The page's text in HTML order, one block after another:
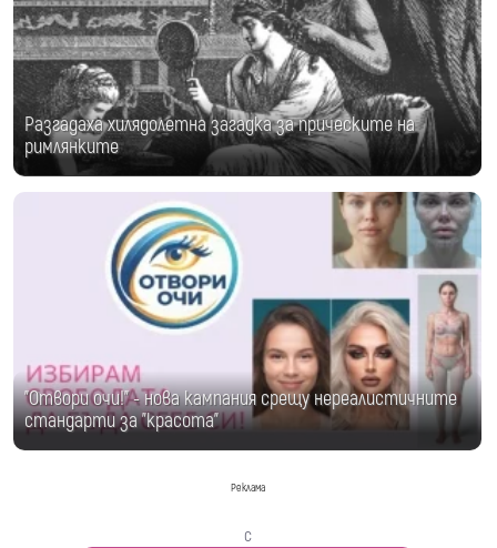
Разгадаха хилядолетна загадка за прическите на
римлянките
"Отвори очи!" - нова кампания срещу нереалистичните
стандарти за "красота"
Реклама
с